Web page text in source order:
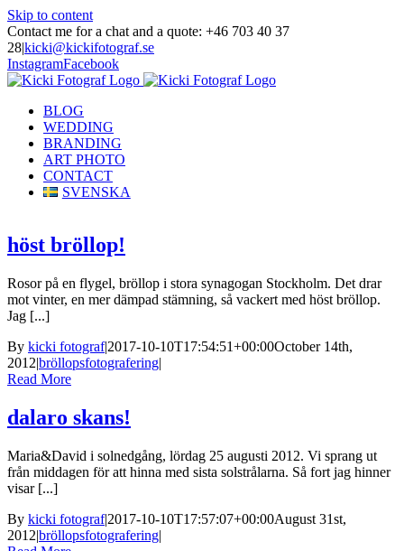
Skip to content
Contact me for a chat and a quote: +46 703 40 37
28|kicki@kickifotograf.se
InstagramFacebook
BLOG
WEDDING
BRANDING
ART PHOTO
CONTACT
SVENSKA
höst bröllop!
Rosor på en flygel, bröllop i stora synagogan Stockholm. Det drar
mot vinter, en mer dämpad stämning, så vackert med höst bröllop.
Jag [...]
By kicki fotograf|2017-10-10T17:54:51+00:00October 14th,
2012|bröllopsfotografering|
Read More
dalaro skans!
Maria&David i solnedgång, lördag 25 augusti 2012. Vi sprang ut
från middagen för att hinna med sista solstrålarna. Så fort jag hinner
visar [...]
By kicki fotograf|2017-10-10T17:57:07+00:00August 31st,
2012|bröllopsfotografering|